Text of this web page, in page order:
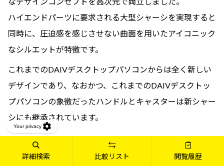
ハイエンドパーツに要求される大型シャーシを実現すると
同時に、圧迫感を感じさせない曲面を用いたアイコニック
なシルエットが特徴です。
これまでのDAIVデスクトップパソコンからは全く新しい
デザインであり、なおかつ、これまでのDAIVデスクトッ
プパソコンの象徴だったハンドルとキャスターは新シャー
シにも継承されています。
詳細検索 比較リスト 閲覧履歴